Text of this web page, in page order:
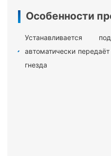
Особенности
Устанавливается
автоматически
гнезда